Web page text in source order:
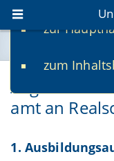
zur
zum
Allgemeine
amt an
1.